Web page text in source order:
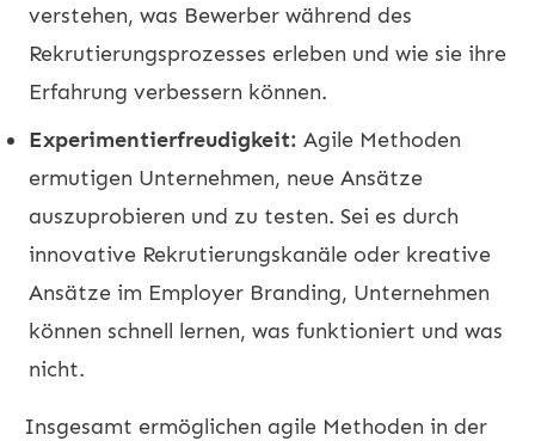
verstehen, was Bewerber während des
Rekrutierungsprozesses erleben und wie sie ihre
Erfahrung verbessern können.
Experimentierfreudigkeit: Agile Methoden
ermutigen Unternehmen, neue Ansätze
auszuprobieren und zu testen. Sei es durch
innovative Rekrutierungskanäle oder kreative
Ansätze im Employer Branding, Unternehmen
können schnell lernen, was funktioniert und was
nicht.
Insgesamt ermöglichen agile Methoden in der